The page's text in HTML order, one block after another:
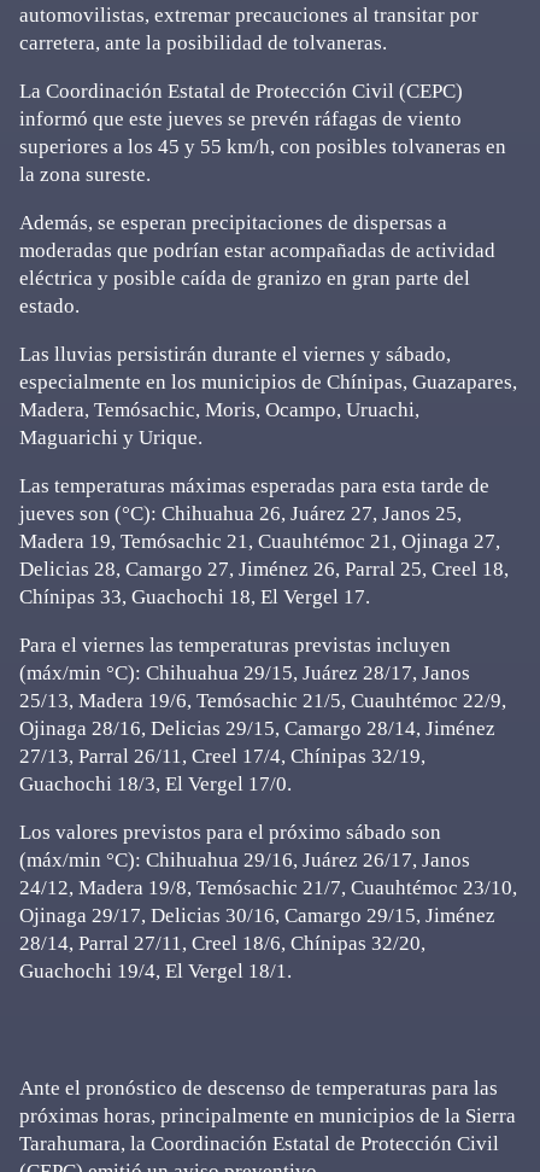
automovilistas, extremar precauciones al transitar por
carretera, ante la posibilidad de tolvaneras.
La Coordinación Estatal de Protección Civil (CEPC)
informó que este jueves se prevén ráfagas de viento
superiores a los 45 y 55 km/h, con posibles tolvaneras en
la zona sureste.
Además, se esperan precipitaciones de dispersas a
moderadas que podrían estar acompañadas de actividad
eléctrica y posible caída de granizo en gran parte del
estado.
Las lluvias persistirán durante el viernes y sábado,
especialmente en los municipios de Chínipas, Guazapares,
Madera, Temósachic, Moris, Ocampo, Uruachi,
Maguarichi y Urique.
Las temperaturas máximas esperadas para esta tarde de
jueves son (°C): Chihuahua 26, Juárez 27, Janos 25,
Madera 19, Temósachic 21, Cuauhtémoc 21, Ojinaga 27,
Delicias 28, Camargo 27, Jiménez 26, Parral 25, Creel 18,
Chínipas 33, Guachochi 18, El Vergel 17.
Para el viernes las temperaturas previstas incluyen
(máx/min °C): Chihuahua 29/15, Juárez 28/17, Janos
25/13, Madera 19/6, Temósachic 21/5, Cuauhtémoc 22/9,
Ojinaga 28/16, Delicias 29/15, Camargo 28/14, Jiménez
27/13, Parral 26/11, Creel 17/4, Chínipas 32/19,
Guachochi 18/3, El Vergel 17/0.
Los valores previstos para el próximo sábado son
(máx/min °C): Chihuahua 29/16, Juárez 26/17, Janos
24/12, Madera 19/8, Temósachic 21/7, Cuauhtémoc 23/10,
Ojinaga 29/17, Delicias 30/16, Camargo 29/15, Jiménez
28/14, Parral 27/11, Creel 18/6, Chínipas 32/20,
Guachochi 19/4, El Vergel 18/1.
Ante el pronóstico de descenso de temperaturas para las
próximas horas, principalmente en municipios de la Sierra
Tarahumara, la Coordinación Estatal de Protección Civil